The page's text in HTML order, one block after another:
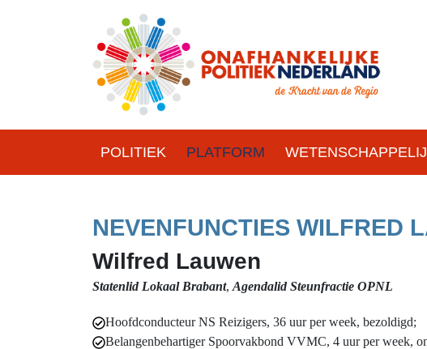
POLITIEK PLATFORM
NEVENFUNCTIES WILFRED
Wilfred Lauwen
Statenlid Lokaal Brabant, Agendalid Steunfractie OPNL
Hoofdconducteur NS Reizigers, 36 uur per week, bezoldigd;
Belangenbehartiger Spoorvakbond VVMC, 4 uur per week,